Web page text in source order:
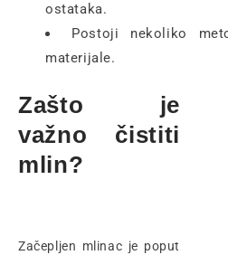
ostataka.
Postoji nekoliko
materijale.
Zašto je
važno čistiti
mlin?
Začepljen mlinac je poput